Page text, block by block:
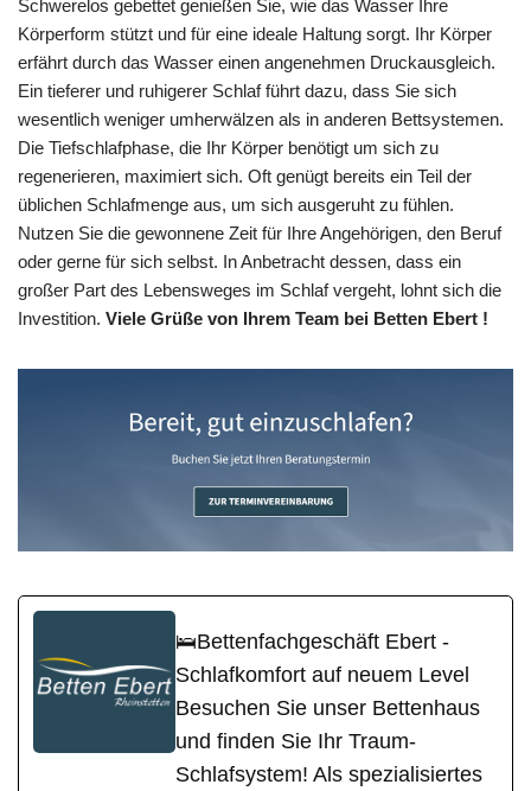
Schwerelos gebettet genießen Sie, wie das Wasser Ihre
Körperform stützt und für eine ideale Haltung sorgt. Ihr Körper
erfährt durch das Wasser einen angenehmen Druckausgleich.
Ein tieferer und ruhigerer Schlaf führt dazu, dass Sie sich
wesentlich weniger umherwälzen als in anderen Bettsystemen.
Die Tiefschlafphase, die Ihr Körper benötigt um sich zu
regenerieren, maximiert sich. Oft genügt bereits ein Teil der
üblichen Schlafmenge aus, um sich ausgeruht zu fühlen.
Nutzen Sie die gewonnene Zeit für Ihre Angehörigen, den Beruf
oder gerne für sich selbst. In Anbetracht dessen, dass ein
großer Part des Lebensweges im Schlaf vergeht, lohnt sich die
Investition. Viele Grüße von Ihrem Team bei Betten Ebert !
🛌Bettenfachgeschäft Ebert -
Schlafkomfort auf neuem Level
Besuchen Sie unser Bettenhaus
und finden Sie Ihr Traum-
Schlafsystem! Als spezialisiertes